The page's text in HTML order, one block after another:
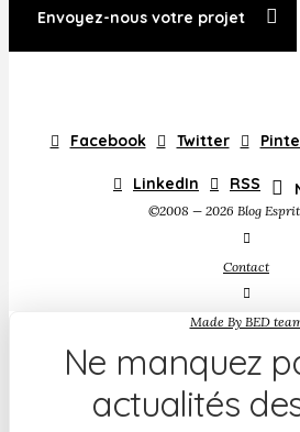
Envoyez-nous votre projet
Facebook Twitter
LinkedIn RSS
©2008 — 2026 Blog
Contact
Made By BED
Ne manquez
actualités